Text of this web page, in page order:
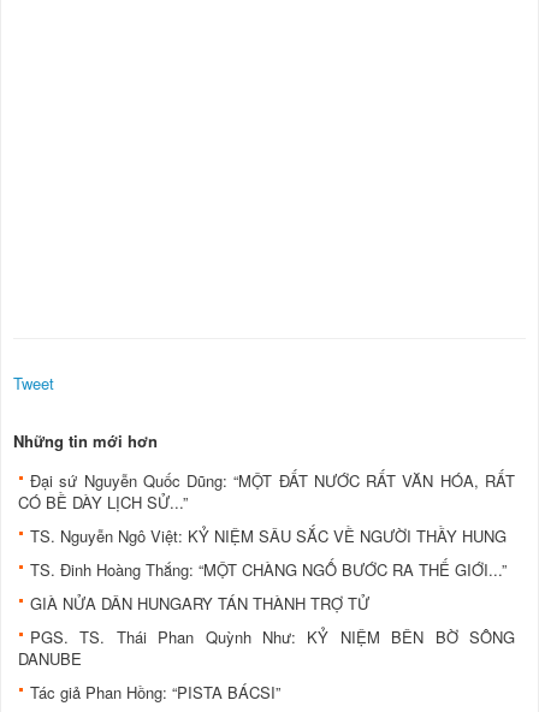
Tweet
Những tin mới hơn
Đại sứ Nguyễn Quốc Dũng: “MỘT ĐẤT NƯỚC RẤT VĂN HÓA, RẤT
CÓ BỀ DÀY LỊCH SỬ...”
TS. Nguyễn Ngô Việt: KỶ NIỆM SÂU SẮC VỀ NGƯỜI THẦY HUNG
TS. Đinh Hoàng Thắng: “MỘT CHÀNG NGỐ BƯỚC RA THẾ GIỚI...”
GIÀ NỬA DÂN HUNGARY TÁN THÀNH TRỢ TỬ
PGS. TS. Thái Phan Quỳnh Như: KỶ NIỆM BÊN BỜ SÔNG
DANUBE
Tác giả Phan Hồng: “PISTA BÁCSI”